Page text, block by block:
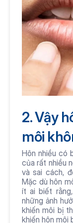
2. Vậy
môi
Hôn nhiều có
của rất nhiều
và sai cách,
Mặc dù hôn
ít ai biết
những ảnh
khiến môi bị
khiến hôn môi